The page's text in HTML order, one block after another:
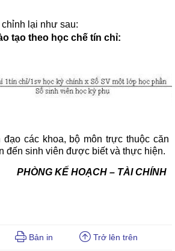
lại như sau:
theo học chế tín chỉ:
các khoa, bộ môn trực thuộc căn
đến sinh viên được biết và thực hiện.
PHÒNG KẾ HOẠCH – TÀI CHÍNH
Bản in Trở lên trên